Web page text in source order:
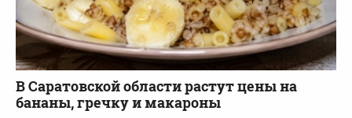
В Саратовской области растут цены на
бананы, гречку и макароны